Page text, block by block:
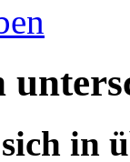
in